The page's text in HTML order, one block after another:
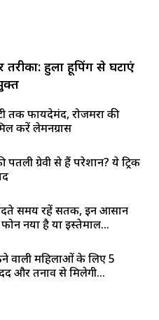
हुला हूपिंग से घटाएं
तक फायदेमंद, रोजमर्रा की
करें लेमनग्रास
ग्रेवी से हैं परेशान? ये ट्रिक
समय रहें सतर्क, इन आसान
नया है या इस्तेमाल...
वाली महिलाओं के लिए 5
और तनाव से मिलेगी...